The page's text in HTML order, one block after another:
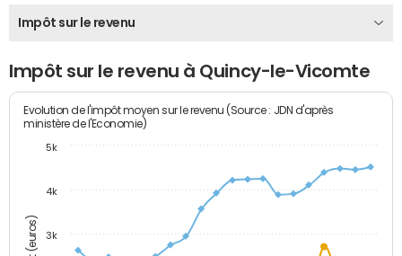
Impôt sur le revenu
Impôt sur le revenu à Quincy-le-Vicomte
Evolution de l'impôt moyen sur le revenu (Source : JDN d'après
ministère de l'Economie)
3k
4k
5k